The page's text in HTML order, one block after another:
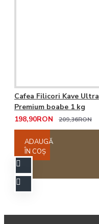
Cafea Filicori Kave Ultra
Premium boabe 1 kg
198,90RON
209,36RON
ADAUGĂ
ÎN COŞ